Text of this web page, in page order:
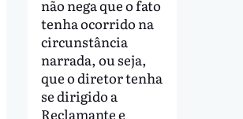
não nega que o fato
tenha ocorrido na
circunstância
narrada, ou seja,
que o diretor tenha
se dirigido a
Reclamante e